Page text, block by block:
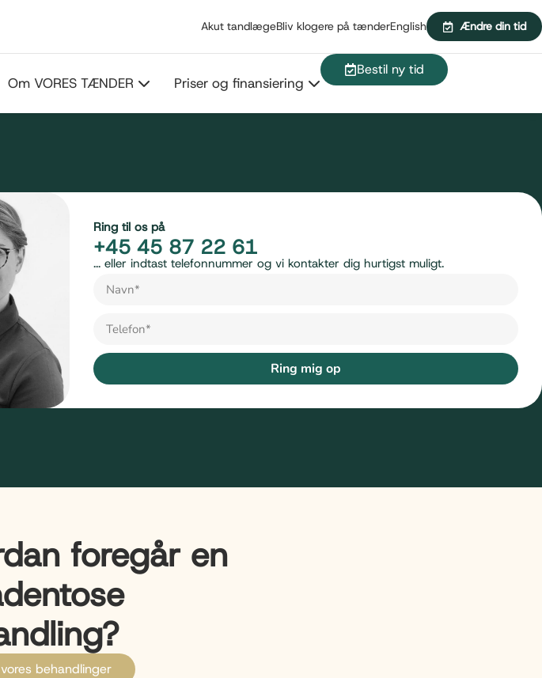
Akut tandlægeBliv klogere på tænderEnglish Ændre din tid
Om VORES TÆNDER Priser og finansiering
Bestil ny tid
Ring til os på
+45 45 87 22 61
... eller indtast telefonnummer og vi kontakter dig hurtigst muligt.
Ring mig op
foregår en
behandlinger